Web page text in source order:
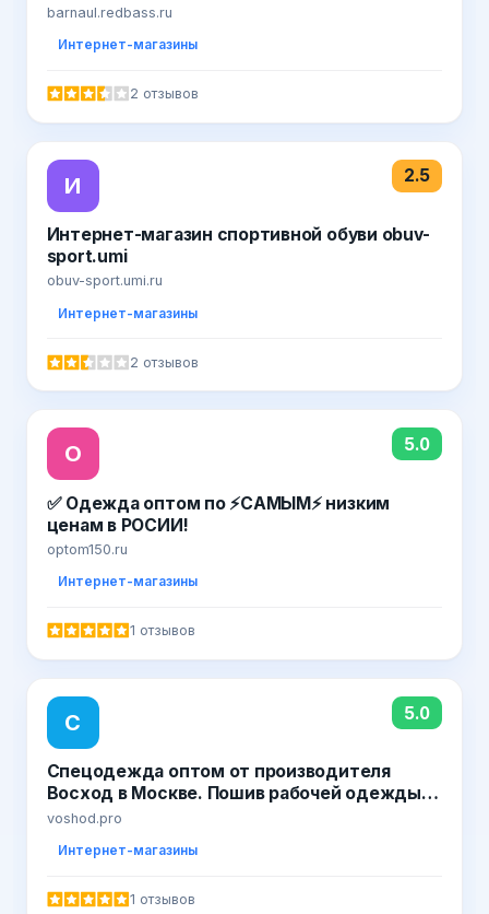
barnaul.redbass.ru
Интернет-магазины
2 отзывов
И 2.5
Интернет-магазин спортивной обуви obuv-
sport.umi
obuv-sport.umi.ru
Интернет-магазины
2 отзывов
О 5.0
✅ Одежда оптом по ⚡САМЫМ⚡ низким
ценам в РОСИИ!
optom150.ru
Интернет-магазины
1 отзывов
С 5.0
Спецодежда оптом от производителя
Восход в Москве. Пошив рабочей одежды
на заказ
voshod.pro
Интернет-магазины
1 отзывов